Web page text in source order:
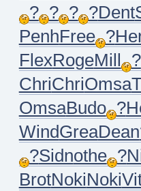
? ? ? ?Dent
PenhFree ?
FlexRogeMill ?
ChriChriOmsa
OmsaBudo ?
WindGreaDean
?Sidnothe ?
BrotNokiNoki